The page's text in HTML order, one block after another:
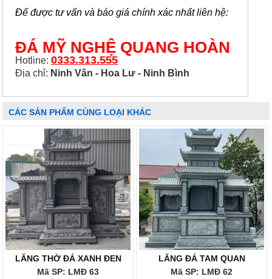
Để được tư vấn và báo giá chính xác nhất liên hệ:
ĐÁ MỸ NGHỆ QUANG HOÀN
Hotline: 0333.313.555
Địa chỉ: Ninh Vân - Hoa Lư - Ninh Bình
CÁC SẢN PHẨM CÙNG LOẠI KHÁC
LĂNG THỜ ĐÁ XANH ĐEN
Mã SP: LMĐ 63
LĂNG ĐÁ TAM QUAN
Mã SP: LMĐ 62